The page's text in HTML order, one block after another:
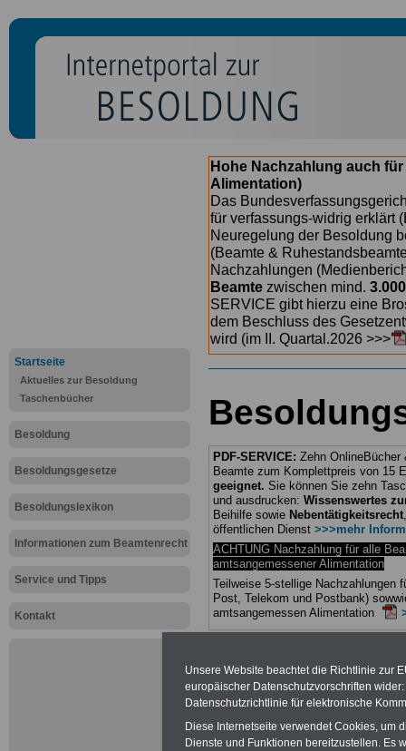
Startseite
Aktuelles zur Besoldung
Taschenbücher
Besoldung
Besoldungsgesetze
Besoldungslexikon
Informationen zum Beamtenrecht
Service und Tipps
Kontakt
Hohe Nachzahlung auch
Alimentation)
Das
für verfassungs-widrig erklärt
Neuregelung der Besoldung
(Beamte &
Nachzahlungen
Beamte zwischen mind.
SERVICE gibt hierzu eine
dem Beschluss des
wird (im II. Quartal.2026 >>>
PDF-SERVICE: Zehn
Beamte zum Komplettpreis von 15
geeignet. Sie können Sie zehn
und ausdrucken: Wissenswertes
Beihilfe sowie Nebentätigkeitsrecht
öffentlichen Dienst >>>mehr
ACHTUNG Nachzahlung für alle
amtsangemessener Alimentation
Teilweise 5-stellige Nachzahlungen
Post, Telekom und Postbank)
amtsangemessen Alimentation
abschließen!
Unsere Website beachtet die Richtlinie zur
europäischer Datenschutzvorschriften
Datenschutzrichtlinie für elektronische
Diese Internetseite verwendet Cookies, um
Dienste und Funktionen bereitzustellen. Es